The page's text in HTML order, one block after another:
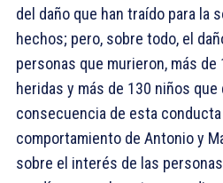
del daño que han traído para la
hechos; pero, sobre todo, el
personas que murieron, más
heridas y más de 130 niños
consecuencia de esta
comportamiento de Antonio y
sobre el interés de las